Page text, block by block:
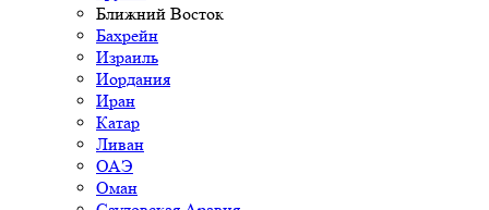
Ближний Восток
Бахрейн
Израиль
Иордания
Иран
Катар
Ливан
ОАЭ
Оман